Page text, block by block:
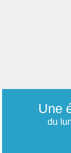
Une
du